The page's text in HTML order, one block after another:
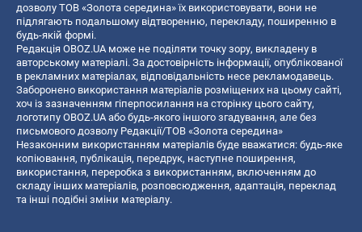
дозволу ТОВ «Золота середина» їх використовувати, вони не
підлягають подальшому відтворенню, перекладу, поширенню в
будь-якій формі.
Редакція OBOZ.UA може не поділяти точку зору, викладену в
авторському матеріалі. За достовірність інформації, опублікованої
в рекламних матеріалах, відповідальність несе рекламодавець.
Заборонено використання матеріалів розміщених на цьому сайті,
хоч із зазначенням гіперпосилання на сторінку цього сайту,
логотипу OBOZ.UA або будь-якого іншого згадування, але без
письмового дозволу Редакції/ТОВ «Золота середина»
Незаконним використанням матеріалів буде вважатися: будь-яке
копiювання, публiкацiя, передрук, наступне поширення,
використання, переробка з використанням, включенням до
складу інших матеріалів, розповсюдження, адаптація, переклад
та інші подібні зміни матеріалу.